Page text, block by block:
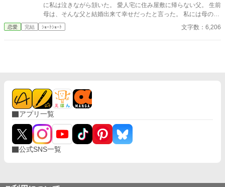
に私は泣きながら頷いた。 愛人宅に住み屋敷に帰らない父。 生前
母は、そんな父と結婚出来て幸せだったと言った。 私には母の言
葉が理解出来なかった。
恋愛 完結 ｼｮｰﾄｼｮｰﾄ 文字数：6,206
アプリ一覧
公式SNS一覧